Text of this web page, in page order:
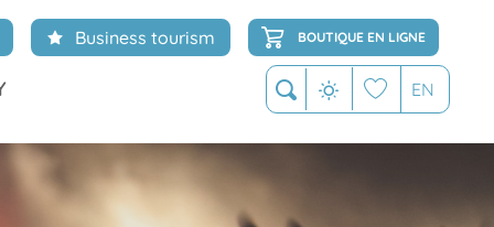
Search EN
Business tourism BOUTIQUE EN LIGNE